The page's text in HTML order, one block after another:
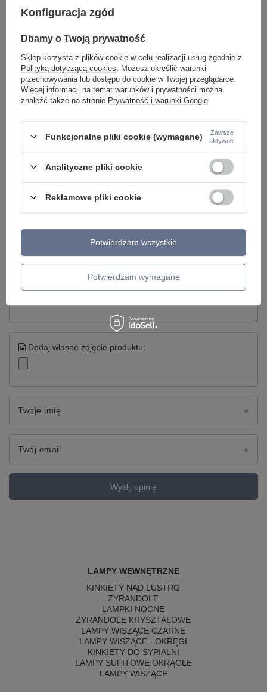
chcesz lepszą cenę?
Napisz do nas - doradzimy, odpowiemy
szybko i przygotujemy indywidualną ofertę
dopasowaną do Ciebie..
Napisz do nas
Model znajdziesz w kategoriach
Napisz swoją opinię
5/5
Treść twojej opinii
Dodaj własne zdjęcie produktu:
Twoje imię
Twój email
Wyślij opinię
LAMPY WEWNĘTRZNE
KINKIETY NAD LUSTRO
ŻYRANDOLE
LAMPKI NOCNE
ŻYRANDOLE KRYSZTAŁOWE
LAMPY WISZĄCE CZARNE
LAMPY WISZĄCE - OKRĘGI
KINKIETY DO SYPIALNI
LAMPY SUFITOWE OKRĄGŁE
LAMPY WISZĄCE
Konfiguracja zgód
Dbamy o Twoją prywatność
Sklep korzysta z plików cookie w celu realizacji usług zgodnie z
Polityką dotyczącą cookies . Możesz określić warunki
przechowywania lub dostępu do cookie w Twojej przeglądarce.
Więcej informacji na temat warunków i prywatności można
znaleźć także na stronie Prywatność i warunki Google
Funkcjonalne pliki cookie (wymagane)
Zawsze
aktywne
Analityczne pliki cookie
Reklamowe pliki cookie
Potwierdzam wymagane
Potwierdzam wszystkie